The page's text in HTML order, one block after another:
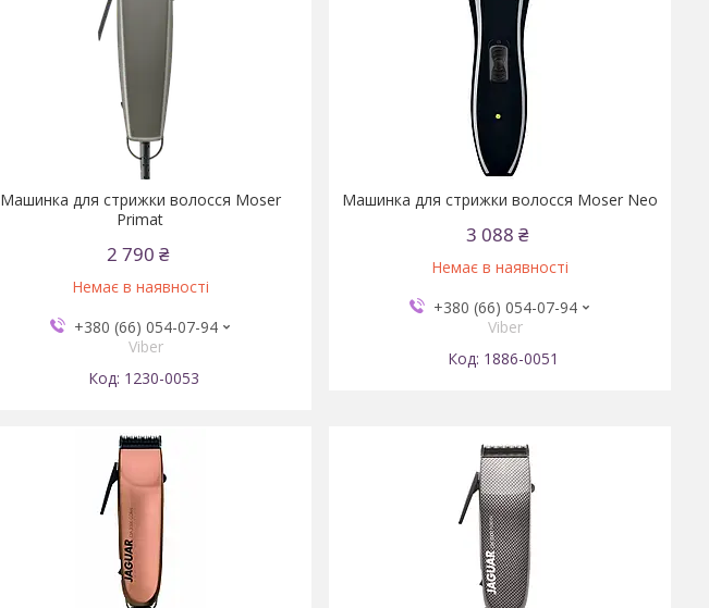
Машинка для стрижки волосся Moser
Primat
2 790 ₴
Немає в наявності
+380 (66) 054-07-94
Viber
1230-0053
Машинка для стрижки волосся Moser Neo
3 088 ₴
Немає в наявності
+380 (66) 054-07-94
Viber
1886-0051